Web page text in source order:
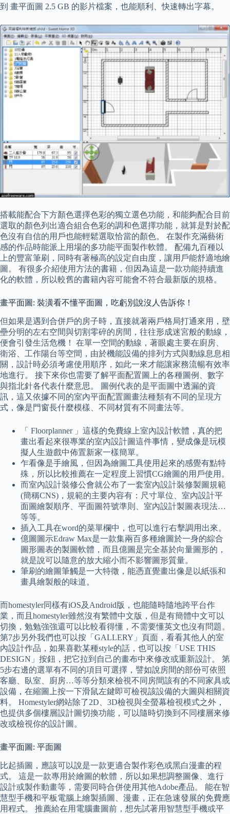
到 畫平面圖 2.5 GB 的影片檔案，也能順利、快速轉出字幕。
搭載能配合下方顏色選擇色彩的獨立選色功能，和能夠配合目前
選取的顏色列出適合組合色彩的調和色選擇功能，就算是對於配
色沒有自信的用戶也能輕鬆選取恰當的顏色。 在製作充滿藝術
感的作品時能派上用場的多功能平面製作軟體。 配備九百種以
上的豐富筆刷，同時有著極高的設定自由度，讓用戶能舒適地繪
圖。 有很多介紹使用方法的書籍，但因為這是一款功能持續進
化的軟體，所以較舊的書籍內容可能會不符合最新版的規格。
畫平面圖: 裝潢看不懂平面圖，吃虧別說沒人告訴你！
但如果是遇到合併戶的房子時，直接就著兩戶格局打通來用，壁
壘分明的左右空間與切割零碎的房間，往往形成迷宮般的動線，
便會引發生活危機！ 在單一空間的動線，著眼處主要在廚房、
衛浴、工作陽台等空間，由於機能設備的排列方式與動線息息相
關，設計時必須考慮使用順序，如此一來才能讓家務流暢有效率
地進行。 接下來你也需要了解平面配置圖上的各種圖例、數字
與指北針各代表什麼意思。 圖例代表的是平面圖中透漏的資
訊，這又依據不同的室內平面配置圖畫法種類有不同的呈現方
式，像是門窗長什麼模樣、不同材質有不同畫法等。
「 Floorplanner 」這樣的免費線上室內設計軟體，真的把
畫出看起來很專業的室內設計圖這件事情，變成像是玩模
擬人生遊戲中佈置新家一樣簡單。
乍看像是手繪風，但因為繪圖工具使用起來的感覺有點特
殊，所以比較推薦在一定程度上習慣CG繪圖的用戶使用。
而室內設計裝修公會就公布了一套室內設計裝修製圖規範
(簡稱CNS)，規範的主要內容有：尺寸單位、室內設計平
面圖繪製順序、平面圖符號準則、室內設計製圖表現法…
等等。
插入工具在word的菜單欄中，也可以進行右擊調用出來。
億圖圖示Edraw Max是一款集兩百多種繪圖於一身的綜合
圖形圖表的製圖軟體，而且億圖是完全基於向量圖形的，
就是說可以隨意的放大縮小而不影響圖形質量。
筆刷的繪圖筆觸是一大特徵，能憑直覺畫出像是以紙張和
畫具繪製般的味道。
而homestyler同樣有iOS及Android版，也能隨時隨地跨平台作
業，而且homestyler雖然沒有繁體中文版，但是有簡體中文可以
切換，勉勉強強還可以比較看得懂，不需要懂英文也沒有問題。
第7步另外我們也可以按「GALLERY」頁面，看看其他人的室
內設計作品，如果喜歡某種style的話，也可以按「USE THIS
DESIGN」按鈕，把它拉到自己的畫布中來修改或重新設計。 第
5步右邊的選單有不同的項目可選擇，譬如說房間的部份可依照
客廳、臥室、廚房…等等分類來檢視不同房間該有的不同家具或
設備，在縮圖上按一下滑鼠左鍵即可檢視該設備的大圖與相關資
料。 Homestyler網站除了2D、3D檢視與全螢幕檢視模式之外，
也提供多個樓層設計圖切換功能，可以隨時切換到不同樓層來修
改或檢視你的設計圖。
畫平面圖: 平面圖
比起插圖，應該可以說是一款更適合製作彩色或黑白漫畫的程
式。 這是一款專用於繪圖的軟體，所以如果想調整圖像、進行
設計或製作動畫等，需要同時合併使用其他Adobe產品。 能在智
慧型手機和平板電腦上繪製插圖、漫畫，正在急速發展的免費應
用程式。 推薦給在用電腦畫圖前，想先試著用智慧型手機或平